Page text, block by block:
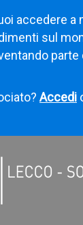
accedere a
sul
Accedi